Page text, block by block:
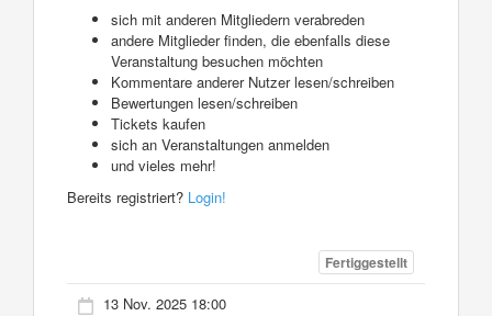
sich mit anderen Mitgliedern verabreden
andere Mitglieder finden, die ebenfalls diese
Veranstaltung besuchen möchten
Kommentare anderer Nutzer lesen/schreiben
Bewertungen lesen/schreiben
Tickets kaufen
sich an Veranstaltungen anmelden
und vieles mehr!
Bereits registriert? Login!
Fertiggestellt
13 Nov. 2025 18:00